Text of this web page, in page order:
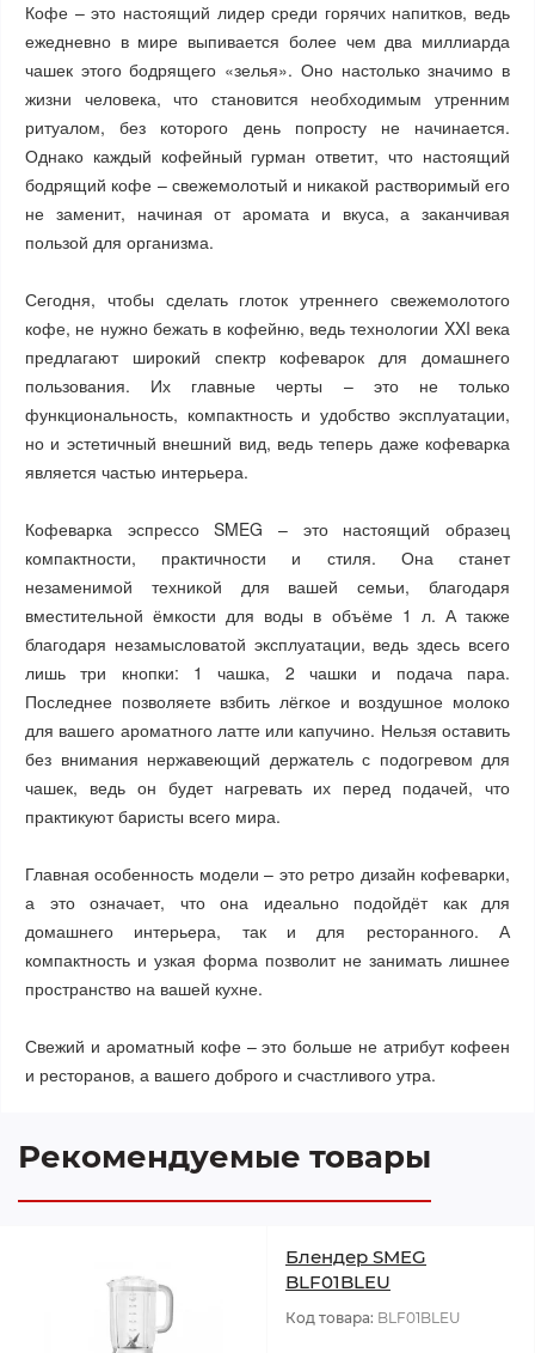
Кофе – это настоящий лидер среди горячих напитков, ведь
ежедневно в мире выпивается более чем два миллиарда
чашек этого бодрящего «зелья». Оно настолько значимо в
жизни человека, что становится необходимым утренним
ритуалом, без которого день попросту не начинается.
Однако каждый кофейный гурман ответит, что настоящий
бодрящий кофе – свежемолотый и никакой растворимый его
не заменит, начиная от аромата и вкуса, а заканчивая
пользой для организма.
Сегодня, чтобы сделать глоток утреннего свежемолотого
кофе, не нужно бежать в кофейню, ведь технологии XXI века
предлагают широкий спектр кофеварок для домашнего
пользования. Их главные черты – это не только
функциональность, компактность и удобство эксплуатации,
но и эстетичный внешний вид, ведь теперь даже кофеварка
является частью интерьера.
Кофеварка эспрессо SMEG – это настоящий образец
компактности, практичности и стиля. Она станет
незаменимой техникой для вашей семьи, благодаря
вместительной ёмкости для воды в объёме 1 л. А также
благодаря незамысловатой эксплуатации, ведь здесь всего
лишь три кнопки: 1 чашка, 2 чашки и подача пара.
Последнее позволяете взбить лёгкое и воздушное молоко
для вашего ароматного латте или капучино. Нельзя оставить
без внимания нержавеющий держатель с подогревом для
чашек, ведь он будет нагревать их перед подачей, что
практикуют баристы всего мира.
Главная особенность модели – это ретро дизайн кофеварки,
а это означает, что она идеально подойдёт как для
домашнего интерьера, так и для ресторанного. А
компактность и узкая форма позволит не занимать лишнее
пространство на вашей кухне.
Свежий и ароматный кофе – это больше не атрибут кофеен
и ресторанов, а вашего доброго и счастливого утра.
Рекомендуемые товары
Блендер SMEG
BLF01BLEU
Код товара: BLF01BLEU